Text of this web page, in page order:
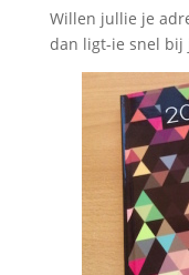
Willen jullie je
dan ligt-ie snel bij